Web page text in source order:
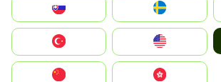
United States
中國香港特別行政區